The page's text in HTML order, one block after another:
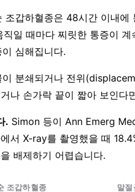
조갑하혈종은 48시간 이내에
일 때마다 찌릿한 통증이
심해집니다.
이 분쇄되거나 전위
나 손가락 끝이 짧아 보인다
. Simon 등이 Ann Emerg
서 X-ray를 촬영했을 때
배제하기 어렵습니다.
조갑하혈종 말절